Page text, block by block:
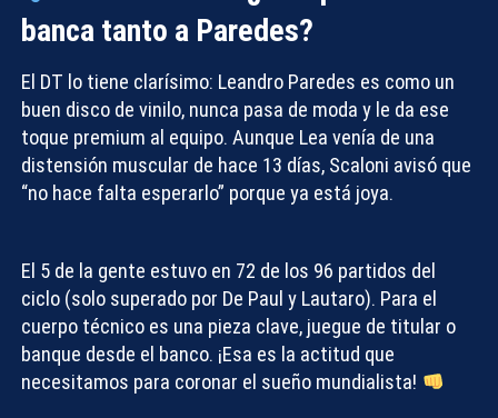
banca tanto a Paredes?
El DT lo tiene clarísimo: Leandro Paredes es como un
buen disco de vinilo, nunca pasa de moda y le da ese
toque premium al equipo. Aunque Lea venía de una
distensión muscular de hace 13 días, Scaloni avisó que
“no hace falta esperarlo” porque ya está joya.
El 5 de la gente estuvo en 72 de los 96 partidos del
ciclo (solo superado por De Paul y Lautaro). Para el
cuerpo técnico es una pieza clave, juegue de titular o
banque desde el banco. ¡Esa es la actitud que
necesitamos para coronar el sueño mundialista!